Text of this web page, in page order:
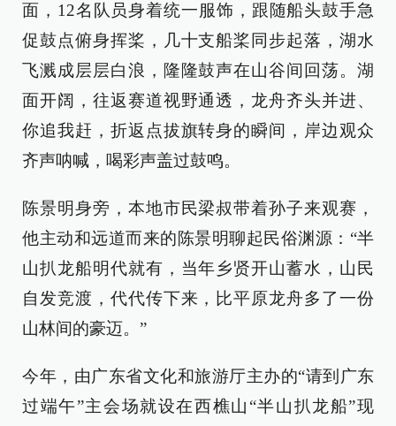
面，12名队员身着统一服饰，跟随船头鼓手急
促鼓点俯身挥桨，几十支船桨同步起落，湖水
飞溅成层层白浪，隆隆鼓声在山谷间回荡。湖
面开阔，往返赛道视野通透，龙舟齐头并进、
你追我赶，折返点拔旗转身的瞬间，岸边观众
齐声呐喊，喝彩声盖过鼓鸣。
陈景明身旁，本地市民梁叔带着孙子来观赛，
他主动和远道而来的陈景明聊起民俗渊源：“半
山扒龙船明代就有，当年乡贤开山蓄水，山民
自发竞渡，代代传下来，比平原龙舟多了一份
山林间的豪迈。”
今年，由广东省文化和旅游厅主办的“请到广东
过端午”主会场就设在西樵山“半山扒龙船”现